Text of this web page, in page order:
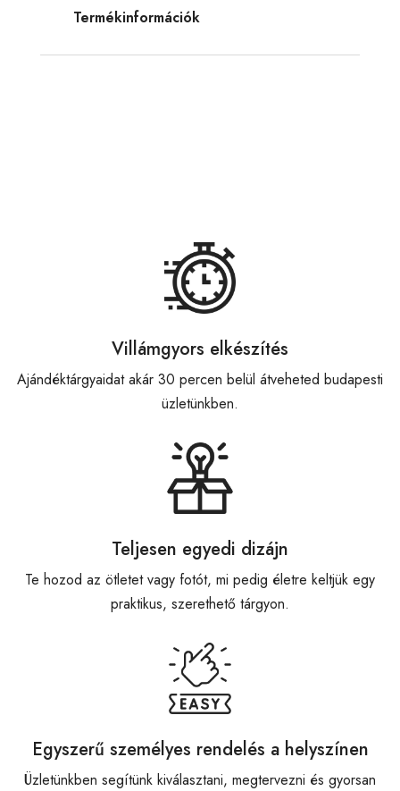
Termékinformációk
Villámgyors elkészítés
Ajándéktárgyaidat akár 30 percen belül átveheted budapesti
üzletünkben.
Teljesen egyedi dizájn
Te hozod az ötletet vagy fotót, mi pedig életre keltjük egy
praktikus, szerethető tárgyon.
Egyszerű személyes rendelés a helyszínen
Üzletünkben segítünk kiválasztani, megtervezni és gyorsan